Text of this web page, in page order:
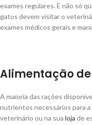
exames regulares. E não só
gatos devem visitar o
exames médicos gerais e
Alimentação
A maioria das rações
nutrientes necessários para
veterinário ou na sua loja de